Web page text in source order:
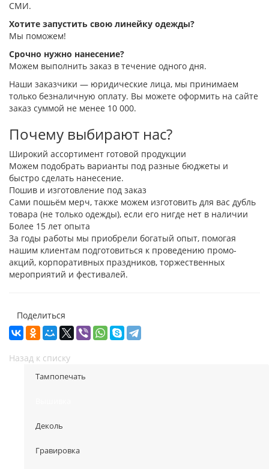
СМИ.
Хотите запустить свою линейку одежды?
Мы поможем!
Срочно нужно нанесение?
Можем выполнить заказ в течение одного дня.
Наши заказчики — юридические лица, мы принимаем
только безналичную оплату. Вы можете оформить на сайте
заказ суммой не менее 10 000.
Почему выбирают нас?
Широкий ассортимент готовой продукции
Можем подобрать варианты под разные бюджеты и
быстро сделать нанесение.
Пошив и изготовление под заказ
Сами пошьём мерч, также можем изготовить для вас дубль
товара (не только одежды), если его нигде нет в наличии
Более 15 лет опыта
За годы работы мы приобрели богатый опыт, помогая
нашим клиентам подготовиться к проведению промо-
акций, корпоративных праздников, торжественных
мероприятий и фестивалей.
Поделиться
Назад к списку
Тампопечать
Деколь
Гравировка